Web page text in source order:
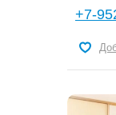
+7-